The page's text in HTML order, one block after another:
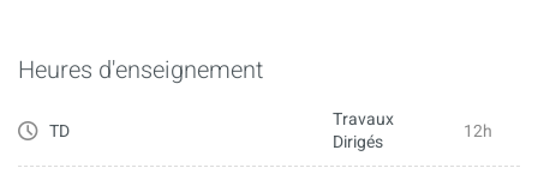
Heures d'enseignement
TD
Travaux
Dirigés
12h